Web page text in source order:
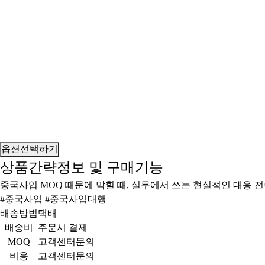
옵션선택하기
상품간략정보 및 구매기능
중국사입 MOQ 때문에 막힐 때, 실무에서 쓰는 현실적인 대응
#중국사입 #중국사입대행
배송방법택배
배송비
주문시 결제
MOQ
고객센터문의
비용
고객센터문의